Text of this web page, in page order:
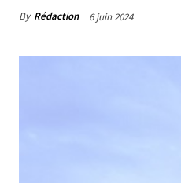
By Rédaction 6 juin 2024